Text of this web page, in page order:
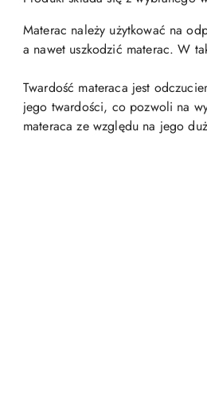
Materac należy użytkować na
a nawet uszkodzić materac. W
Twardość materaca jest
jego twardości, co pozwoli na
materaca ze względu na jego